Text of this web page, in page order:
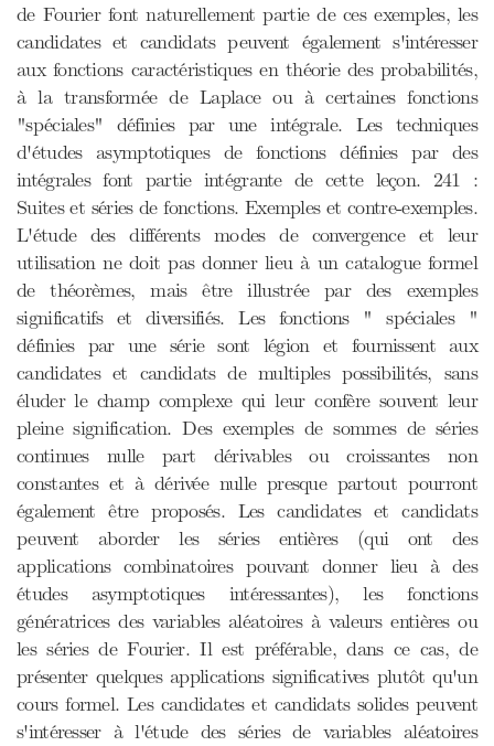
de Fourier font naturellement partie de ces exemples, les
candidates et candidats peuvent également s'intéresser
aux fonctions caractéristiques en théorie des probabilités,
à la transformée de Laplace ou à certaines fonctions
"spéciales" définies par une intégrale. Les techniques
d'études asymptotiques de fonctions définies par des
intégrales font partie intégrante de cette leçon. 241 :
Suites et séries de fonctions. Exemples et contre-exemples.
L'étude des différents modes de convergence et leur
utilisation ne doit pas donner lieu à un catalogue formel
de théorèmes, mais être illustrée par des exemples
significatifs et diversifiés. Les fonctions " spéciales "
définies par une série sont légion et fournissent aux
candidates et candidats de multiples possibilités, sans
éluder le champ complexe qui leur confère souvent leur
pleine signification. Des exemples de sommes de séries
continues nulle part dérivables ou croissantes non
constantes et à dérivée nulle presque partout pourront
également être proposés. Les candidates et candidats
peuvent aborder les séries entières (qui ont des
applications combinatoires pouvant donner lieu à des
études asymptotiques intéressantes), les fonctions
génératrices des variables aléatoires à valeurs entières ou
les séries de Fourier. Il est préférable, dans ce cas, de
présenter quelques applications significatives plutôt qu'un
cours formel. Les candidates et candidats solides peuvent
s'intéresser à l'étude des séries de variables aléatoires